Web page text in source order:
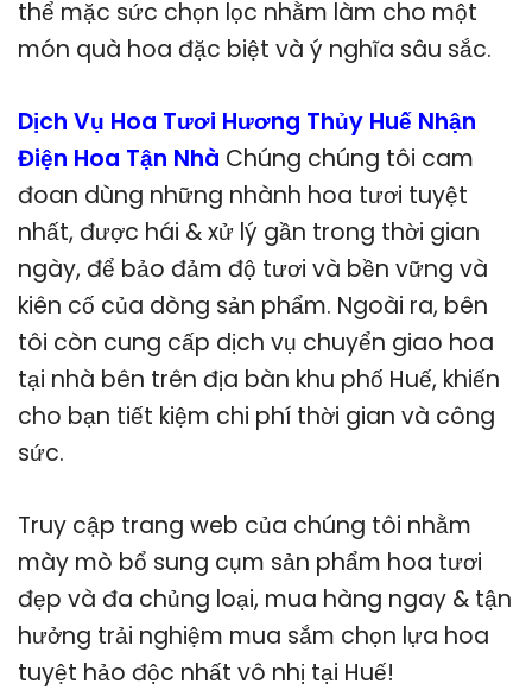
thể mặc sức chọn lọc nhằm làm cho một
món quà hoa đặc biệt và ý nghĩa sâu sắc.
Dịch Vụ Hoa Tươi Hương Thủy Huế Nhận
Điện Hoa Tận Nhà Chúng chúng tôi cam
đoan dùng những nhành hoa tươi tuyệt
nhất, được hái & xử lý gần trong thời gian
ngày, để bảo đảm độ tươi và bền vững và
kiên cố của dòng sản phẩm. Ngoài ra, bên
tôi còn cung cấp dịch vụ chuyển giao hoa
tại nhà bên trên địa bàn khu phố Huế, khiến
cho bạn tiết kiệm chi phí thời gian và công
sức.
Truy cập trang web của chúng tôi nhằm
mày mò bổ sung cụm sản phẩm hoa tươi
đẹp và đa chủng loại, mua hàng ngay & tận
hưởng trải nghiệm mua sắm chọn lựa hoa
tuyệt hảo độc nhất vô nhị tại Huế!